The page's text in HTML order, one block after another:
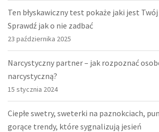
Ten błyskawiczny test pokaże jaki jest Twój
Sprawdź jak o nie zadbać
23 października 2025
Narcystyczny partner – jak rozpoznać
narcystyczną?
15 stycznia 2024
Ciepłe swetry, sweterki na paznokciach,
gorące trendy, które sygnalizują jesień